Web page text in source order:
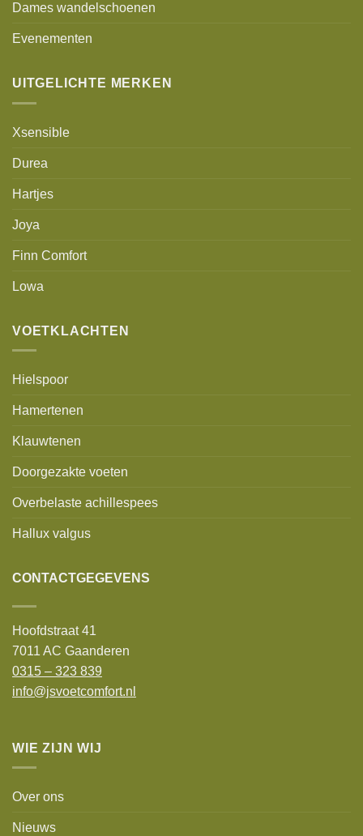
Dames wandelschoenen
Evenementen
UITGELICHTE MERKEN
Xsensible
Durea
Hartjes
Joya
Finn Comfort
Lowa
VOETKLACHTEN
Hielspoor
Hamertenen
Klauwtenen
Doorgezakte voeten
Overbelaste achillespees
Hallux valgus
CONTACTGEGEVENS
Hoofdstraat 41
7011 AC Gaanderen
0315 – 323 839
info@jsvoetcomfort.nl
WIE ZIJN WIJ
Over ons
Nieuws